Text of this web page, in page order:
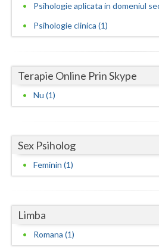
Satu-Mare
Suceava
Teleorman
Tulcea
Valcea
Vrancea
Psihologie aplicata in domeniul
Psihologie clinica (1)
Terapie Online Prin Skype
Nu (1)
Sex Psiholog
Feminin (1)
Limba
Romana (1)